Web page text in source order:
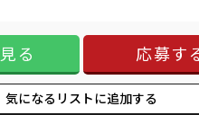
ム！
ェック♪
たにもぴったり☆
♪
ます♪ ≪ヘアカラーOKで自由な雰囲気
り奇抜でなければ基本的に自由！ (規定
リ≫ 制服があるので、 毎日の服装の悩
を目指せる≫ 高時給だらけの派遣のお仕
雰囲気 髪型・髪色自由♪ 派手過ぎなければ
チベーションもUP！ 休憩室で自分タイム！
る 応募す
気になるリストに追加する